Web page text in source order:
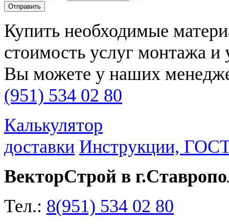
Купить необходимые
стоимость услуг монтажа и
Вы можете у наших
(951) 534 02 80
Калькулятор
доставки Инструкции,
ВекторСтрой в
Тел.: 8(951) 534 02 80